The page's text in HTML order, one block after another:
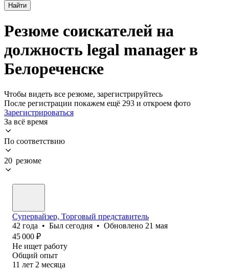
Найти
Резюме соискателей на
должность legal manager в
Белореченске
Чтобы видеть все резюме, зарегистрируйтесь
После регистрации покажем ещё 293 и откроем фото
Зарегистрироваться
За всё время
По соответствию
20 резюме
Супервайзер, Торговый представитель
42 года • Был сегодня • Обновлено 21 мая
45 000 ₽
Не ищет работу
Общий опыт
11 лет 2 месяца